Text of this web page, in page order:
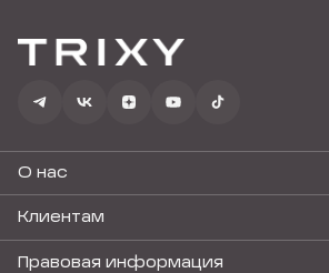
О нас
Клиентам
Бестселлеры
Правовая информация